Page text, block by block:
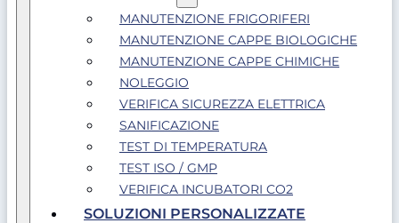
MANUTENZIONE FRIGORIFERI
MANUTENZIONE CAPPE BIOLOGICHE
MANUTENZIONE CAPPE CHIMICHE
NOLEGGIO
VERIFICA SICUREZZA ELETTRICA
SANIFICAZIONE
TEST DI TEMPERATURA
TEST ISO / GMP
VERIFICA INCUBATORI CO2
SOLUZIONI PERSONALIZZATE